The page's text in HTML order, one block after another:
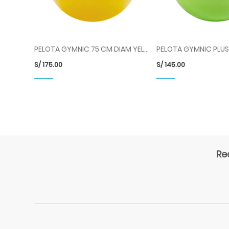
PELOTA GYMNIC 75 CM DIAM YELLOW COD 95.75 LDP
S/175.00 S/145.00